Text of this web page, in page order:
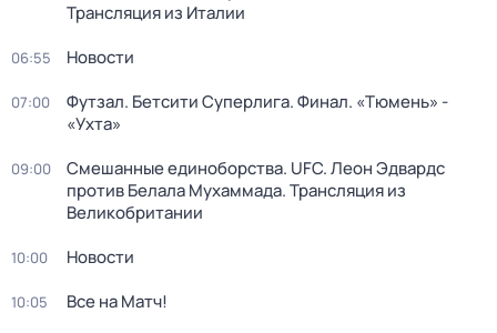
Трансляция из Италии
06:55 Новости
07:00
Футзал. Бетсити Суперлига. Финал. «Тюмень» -
«Ухта»
09:00
Смешанные единоборства. UFC. Леон Эдвардс
против Белала Мухаммада. Трансляция из
Великобритании
10:00 Новости
10:05 Все на Матч!